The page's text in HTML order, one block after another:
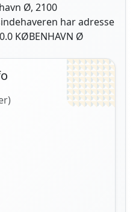
Ø, 2100
har adresse
KØBENHAVN Ø